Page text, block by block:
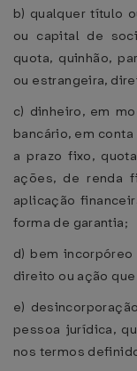
b) qualquer título
ou capital de
quota, quinhão,
ou estrangeira,
c) dinheiro, em
bancário, em
a prazo fixo,
ações, de renda
aplicação
forma de garantia;
d) bem
direito ou ação
e)
pessoa jurídica,
nos termos